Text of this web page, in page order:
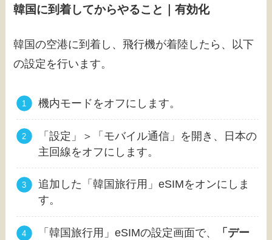
韓国に到着してからやること｜有効化
韓国の空港に到着し、飛行機が着陸したら、以下
の設定を行います。
機内モードをオフにします。
「設定」＞「モバイル通信」を開き、日本の
主回線をオフにします。
追加した「韓国旅行用」eSIMをオンにしま
す。
「韓国旅行用」eSIMの設定画面で、
「デー